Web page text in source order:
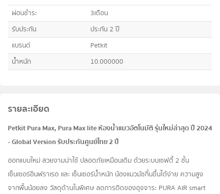
ผ่อนชำระ
3เดือน
รับประกัน
ประกัน 2 ปี
แบรนด์
Petkit
น้ำหนัก
10.000000
รายละเอียด
Petkit Pura Max, Pura Max lite ห้องน้ำแมวอัตโนมัติ รุ่นใหม่ล่าสุด ปี 2024
- Global Version รับประกันศูนย์ไทย 2 ปี
ออกแบบใหม่ สวยงามน่าใช้ ปลอดภัยเหมือนเดิม ด้วยระบบเซฟตี้ 2 ชั้น
เซ็นเซอร์อินฟราเรด และ เซ็นเซอร์น้ำหนัก น้องแมวมัชกิ้นขึ้นได้ง่าย ความสูง
จากพื้นน้อยลง วัสดุด้านในพิเศษ ลดการติดของอุจจาระ PURA AIR smart